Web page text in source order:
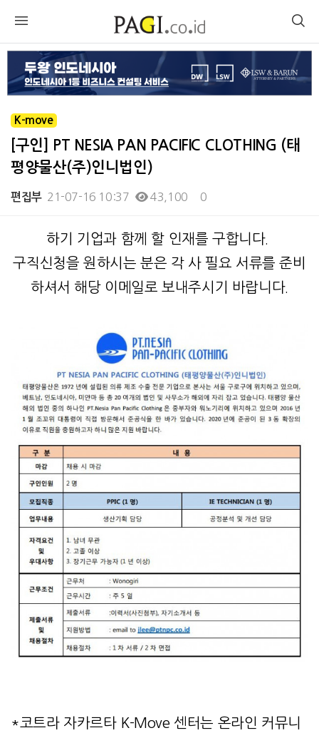
K-move
[구인] PT NESIA PAN PACIFIC CLOTHING (태
평양물산(주)인니법인)
편집부 21-07-16 10:37 43,100 0
하기 기업과 함께 할 인재를 구합니다.
구직신청을 원하시는 분은 각 사 필요 서류를 준비
하셔서 해당 이메일로 보내주시기 바랍니다.
*코트라 자카르타 K-Move 센터는 온라인 커뮤니